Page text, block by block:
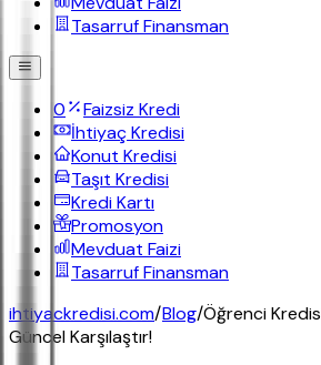
Tasarruf Finansman
0
Faizsiz Kredi
İhtiyaç Kredisi
Konut Kredisi
Taşıt Kredisi
Kredi Kartı
Promosyon
Mevduat Faizi
Tasarruf Finansman
ihtiyackredisi.com/Blog/Öğrenci
Güncel Karşılaştır!